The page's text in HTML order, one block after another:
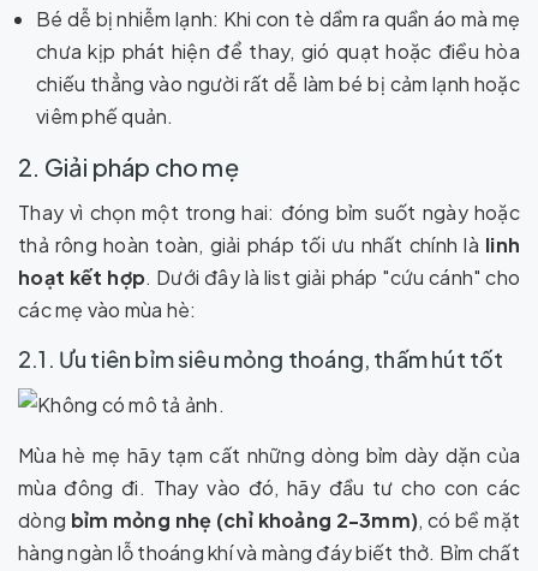
Bé dễ bị nhiễm lạnh: Khi con tè dầm ra quần áo mà mẹ
chưa kịp phát hiện để thay, gió quạt hoặc điều hòa
chiếu thẳng vào người rất dễ làm bé bị cảm lạnh hoặc
viêm phế quản.
2. Giải pháp cho mẹ
Thay vì chọn một trong hai: đóng bỉm suốt ngày hoặc
thả rông hoàn toàn, giải pháp tối ưu nhất chính là linh
hoạt kết hợp. Dưới đây là list giải pháp "cứu cánh" cho
các mẹ vào mùa hè:
2.1. Ưu tiên bỉm siêu mỏng thoáng, thấm hút tốt
Mùa hè mẹ hãy tạm cất những dòng bỉm dày dặn của
mùa đông đi. Thay vào đó, hãy đầu tư cho con các
dòng bỉm mỏng nhẹ (chỉ khoảng 2-3mm), có bề mặt
hàng ngàn lỗ thoáng khí và màng đáy biết thở. Bỉm chất